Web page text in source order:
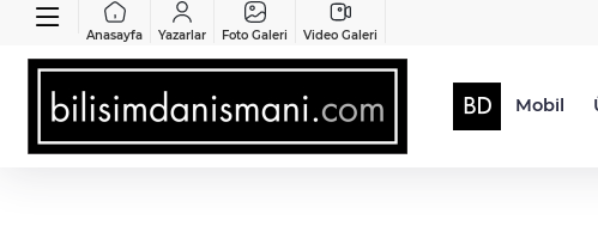
Anasayfa Yazarlar Foto Galeri Video Galeri
Mobil